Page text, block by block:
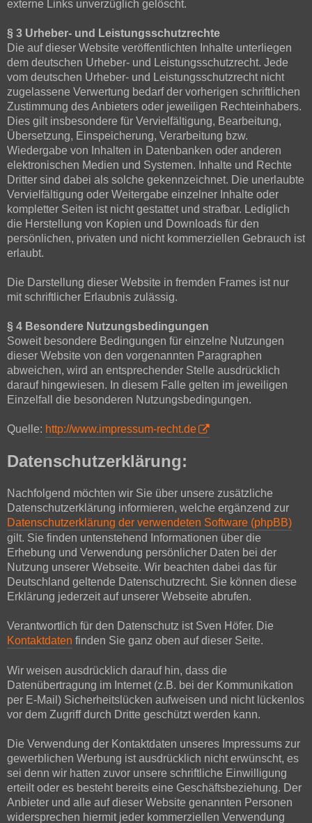
externe Links unverzüglich gelöscht.
§ 3 Urheber- und Leistungsschutzrechte
Die auf dieser Website veröffentlichten Inhalte unterliegen
dem deutschen Urheber- und Leistungsschutzrecht. Jede
vom deutschen Urheber- und Leistungsschutzrecht nicht
zugelassene Verwertung bedarf der vorherigen schriftlichen
Zustimmung des Anbieters oder jeweiligen Rechteinhabers.
Dies gilt insbesondere für Vervielfältigung, Bearbeitung,
Übersetzung, Einspeicherung, Verarbeitung bzw.
Wiedergabe von Inhalten in Datenbanken oder anderen
elektronischen Medien und Systemen. Inhalte und Rechte
Dritter sind dabei als solche gekennzeichnet. Die unerlaubte
Vervielfältigung oder Weitergabe einzelner Inhalte oder
kompletter Seiten ist nicht gestattet und strafbar. Lediglich
die Herstellung von Kopien und Downloads für den
persönlichen, privaten und nicht kommerziellen Gebrauch ist
erlaubt.
Die Darstellung dieser Website in fremden Frames ist nur
mit schriftlicher Erlaubnis zulässig.
§ 4 Besondere Nutzungsbedingungen
Soweit besondere Bedingungen für einzelne Nutzungen
dieser Website von den vorgenannten Paragraphen
abweichen, wird an entsprechender Stelle ausdrücklich
darauf hingewiesen. In diesem Falle gelten im jeweiligen
Einzelfall die besonderen Nutzungsbedingungen.
Quelle: http://www.impressum-recht.de
Datenschutzerklärung:
Nachfolgend möchten wir Sie über unsere zusätzliche
Datenschutzerklärung informieren, welche ergänzend zur
Datenschutzerklärung der verwendeten Software (phpBB)
gilt. Sie finden untenstehend Informationen über die
Erhebung und Verwendung persönlicher Daten bei der
Nutzung unserer Webseite. Wir beachten dabei das für
Deutschland geltende Datenschutzrecht. Sie können diese
Erklärung jederzeit auf unserer Webseite abrufen.
Verantwortlich für den Datenschutz ist Sven Höfer. Die
Kontaktdaten finden Sie ganz oben auf dieser Seite.
Wir weisen ausdrücklich darauf hin, dass die
Datenübertragung im Internet (z.B. bei der Kommunikation
per E-Mail) Sicherheitslücken aufweisen und nicht lückenlos
vor dem Zugriff durch Dritte geschützt werden kann.
Die Verwendung der Kontaktdaten unseres Impressums zur
gewerblichen Werbung ist ausdrücklich nicht erwünscht, es
sei denn wir hatten zuvor unsere schriftliche Einwilligung
erteilt oder es besteht bereits eine Geschäftsbeziehung. Der
Anbieter und alle auf dieser Website genannten Personen
widersprechen hiermit jeder kommerziellen Verwendung